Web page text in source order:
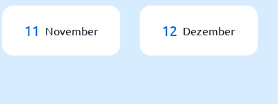
11 November 12 Dezember